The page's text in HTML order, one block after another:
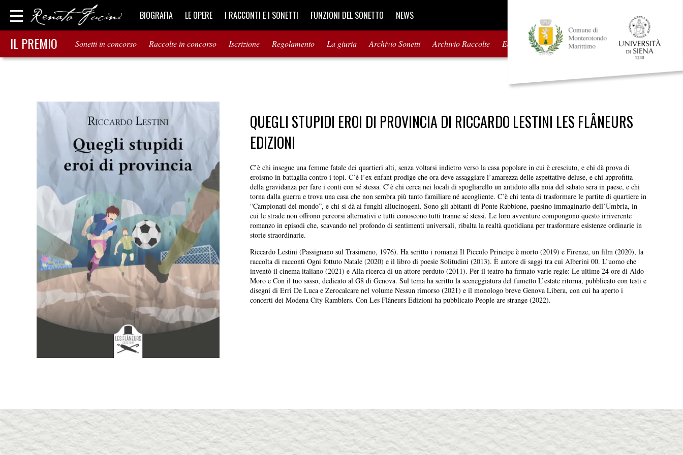
BIOGRAFIA LE OPERE I RACCONTI E I SONETTI FUNZIONI DEL SONETTO NEWS
IL PREMIO Sonetti in concorso Raccolte in concorso Iscrizione Regolamento La giuria Archivio Sonetti Archivio Raccolte Edizioni precedenti
QUEGLI STUPIDI EROI DI PROVINCIA DI RICCARDO LESTINI LES FLÂNEURS
EDIZIONI
C’è chi insegue una femme fatale dei quartieri alti, senza voltarsi indietro verso la casa popolare in cui è cresciuto, e chi dà prova di
eroismo in battaglia contro i topi. C’è l’ex enfant prodige che ora deve assaggiare l’amarezza delle aspettative deluse, e chi approfitta
della gravidanza per fare i conti con sé stessa. C’è chi cerca nei locali di spogliarello un antidoto alla noia del sabato sera in paese, e chi
torna dalla guerra e trova una casa che non sembra più tanto familiare né accogliente. C’è chi tenta di trasformare le partite di quartiere in
“Campionati del mondo”, e chi si dà ai funghi allucinogeni. Sono gli abitanti di Ponte Rabbione, paesino immaginario dell’Umbria, in
cui le strade non offrono percorsi alternativi e tutti conoscono tutti tranne sé stessi. Le loro avventure compongono questo irriverente
romanzo in episodi che, scavando nel profondo di sentimenti universali, ribalta la realtà quotidiana per trasformare esistenze ordinarie in
storie straordinarie.
Riccardo Lestini (Passignano sul Trasimeno, 1976). Ha scritto i romanzi Il Piccolo Principe è morto (2019) e Firenze, un film (2020), la
raccolta di racconti Ogni fottuto Natale (2020) e il libro di poesie Solitudini (2013). È autore di saggi tra cui Alberini 00. L’uomo che
inventò il cinema italiano (2021) e Alla ricerca di un attore perduto (2011). Per il teatro ha firmato varie regie: Le ultime 24 ore di Aldo
Moro e Con il tuo sasso, dedicato al G8 di Genova. Sul tema ha scritto la sceneggiatura del fumetto L’estate ritorna, pubblicato con testi e
disegni di Erri De Luca e Zerocalcare nel volume Nessun rimorso (2021) e il monologo breve Genova Libera, con cui ha aperto i
concerti dei Modena City Ramblers. Con Les Flâneurs Edizioni ha pubblicato People are strange (2022).